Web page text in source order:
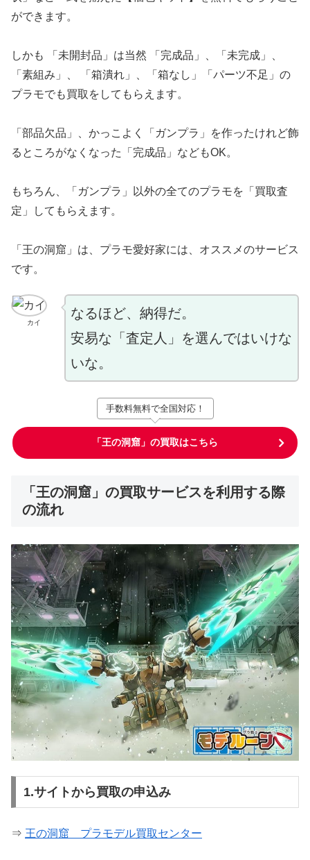
ができます。
しかも 「未開封品」は当然 「完成品」、「未完成」、
「素組み」、 「箱潰れ」、「箱なし」「パーツ不足」の
プラモでも買取をしてもらえます。
「部品欠品」、かっこよく「ガンプラ」を作ったけれど飾
るところがなくなった「完成品」などもOK。
もちろん、「ガンプラ」以外の全てのプラモを「買取査
定」してもらえます。
「王の洞窟」は、プラモ愛好家には、オススメのサービス
です。
カイ
なるほど、納得だ。
安易な「査定人」を選んではいけな
いな。
手数料無料で全国対応！
「王の洞窟」の買取はこちら
「王の洞窟」の買取サービスを利用する際
の流れ
1.サイトから買取の申込み
⇒ 王の洞窟 プラモデル買取センター